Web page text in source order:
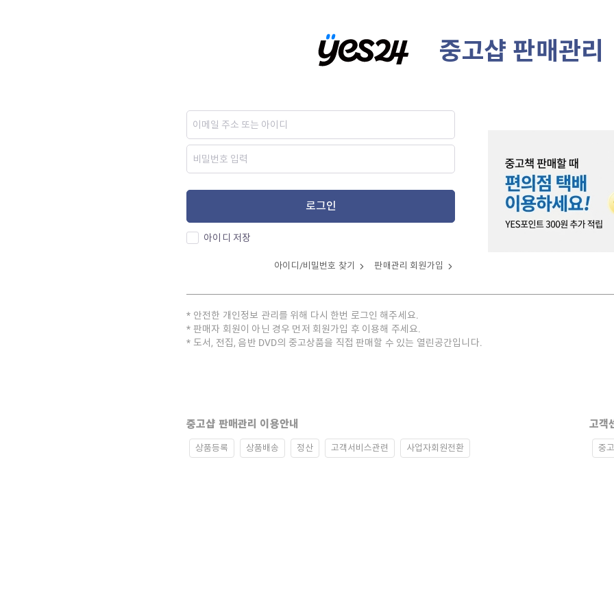
중고샵 판매관리
로그인
아이디 저장
아이디/비밀번호 찾기 판매관리 회원가입
안전한 개인정보 관리를 위해 다시 한번 로그인 해주세요.
판매자 회원이 아닌 경우 먼저 회원가입 후 이용해 주세요.
도서, 전집, 음반 DVD의 중고상품을 직접 판매할 수 있는 열린공간입니다.
중고샵 판매관리 이용안내
상품등록 상품배송 정산 고객서비스관련 사업자회원전환
고객
중